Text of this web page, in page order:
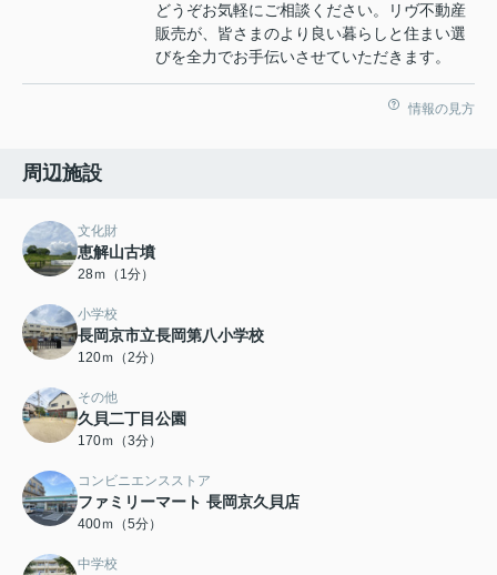
どうぞお気軽にご相談ください。リヴ不動産
販売が、皆さまのより良い暮らしと住まい選
びを全力でお手伝いさせていただきます。
情報の見方
周辺施設
文化財
恵解山古墳
28ｍ（1分）
小学校
長岡京市立長岡第八小学校
120ｍ（2分）
その他
久貝二丁目公園
170ｍ（3分）
コンビニエンスストア
ファミリーマート 長岡京久貝店
400ｍ（5分）
中学校